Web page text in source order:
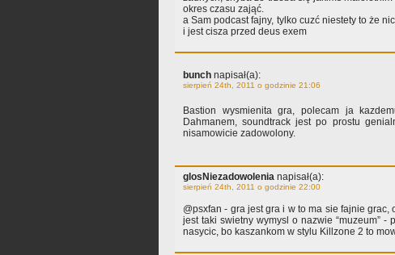
okres czasu zająć.
a Sam podcast fajny, tylko cuzć niestety to że
i jest cisza przed deus exem
bunch napisał(a):
sierpień 24th, 2011 o godzinie 21:06
Bastion wysmienita gra, polecam ja
Dahmanem, soundtrack jest po prostu
nisamowicie zadowolony.
glosNiezadowolenia napisał(a):
sierpień 24th, 2011 o godzinie 22:00
@psxfan - gra jest gra i w to ma sie fajnie
jest taki swietny wymysl o nazwie “muzeum” -
nasycic, bo kaszankom w stylu Killzone 2 to